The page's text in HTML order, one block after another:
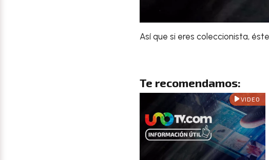
Así que si eres coleccionista,
Te recomendamos:
VIDEO